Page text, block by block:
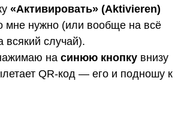
«Активировать» (Aktivieren)
мне нужно (или вообще на всё
всякий случай).
на синюю кнопку внизу
QR-код — его и подношу к